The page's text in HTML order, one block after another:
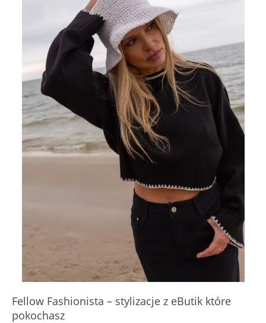
Fellow Fashionista – stylizacje z eButik które
pokochasz